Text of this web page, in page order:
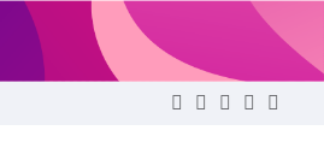
Twitter
Facebook
LinkedIn
Instagram